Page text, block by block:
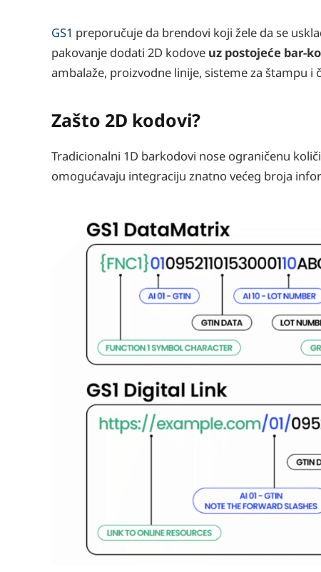
GS1 preporučuje da brendovi koji žele da se
pakovanje dodati 2D kodove uz postojeće bar-
ambalaže, proizvodne linije, sisteme za štampu i
Zašto 2D kodovi?
Tradicionalni 1D barkodovi nose ograničenu
omogućavaju integraciju znatno većeg broja